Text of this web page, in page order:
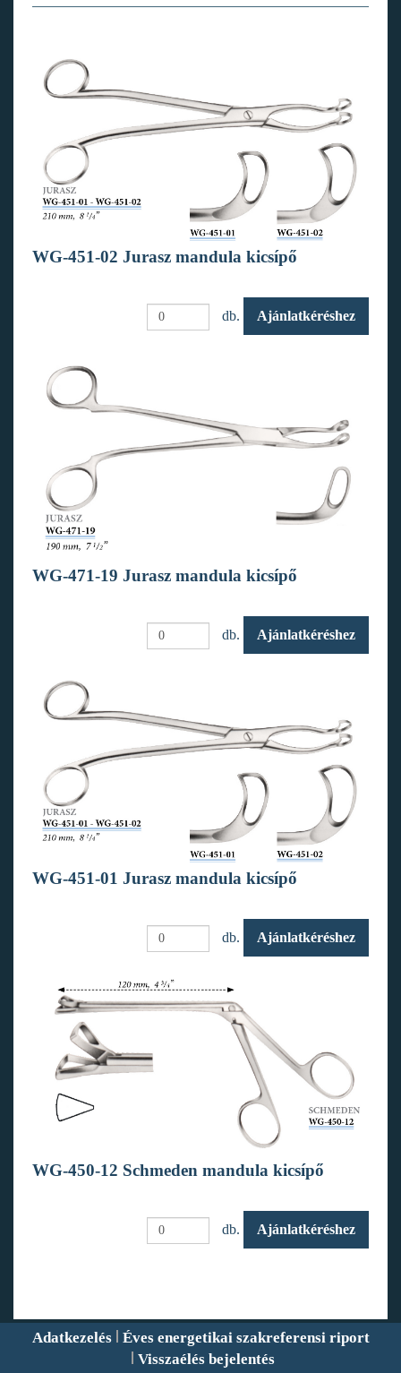
WG-451-02 Jurasz mandula kicsípő
db. Ajánlatkéréshez
WG-471-19 Jurasz mandula kicsípő
db. Ajánlatkéréshez
WG-451-01 Jurasz mandula kicsípő
db. Ajánlatkéréshez
WG-450-12 Schmeden mandula kicsípő
db. Ajánlatkéréshez
Adatkezelés
Éves energetikai szakreferensi riport
Visszaélés bejelentés